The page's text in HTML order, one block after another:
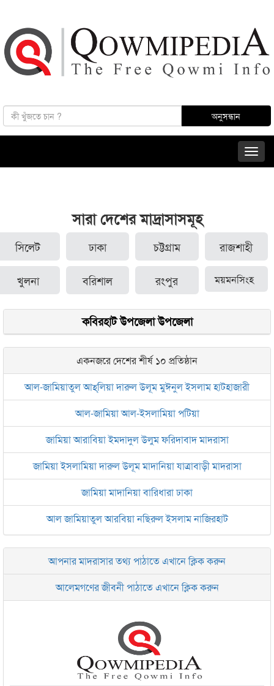
সারা দেশের মাদ্রাসাসমূহ
সিলেট ঢাকা চট্টগ্রাম রাজশাহী
খুলনা বরিশাল রংপুর ময়মনসিংহ
কবিরহাট উপজেলা উপজেলা
একনজরে দেশের শীর্ষ ১০ প্রতিষ্ঠান
আল-জামিয়াতুল আহ্‌লিয়া দারুল উলূম মুঈনুল ইসলাম হাটহাজারী
আল-জামিয়া আল-ইসলামিয়া পটিয়া
জামিয়া আরাবিয়া ইমদাদুল উলুম ফরিদাবাদ মাদরাসা
জামিয়া ইসলামিয়া দারুল উলূম মাদানিয়া যাত্রাবাড়ী মাদরাসা
জামিয়া মাদানিয়া বারিধারা ঢাকা
আল জামিয়াতুল আরবিয়া নছিরুল ইসলাম নাজিরহাট
জামেয়া দারুল মা‘আরিফ আল-ইসলামিয়া চট্টগ্রাম
ইসলামিক রিসার্চ সেন্টার বাংলাদেশ বসুন্ধরা
জামেয়া আরাবিয়া রহমানিয়া, ঢাকা
জামেয়া কুরআনিয়া লালবাগ ঢাকা
আপনার মাদরাসার তথ্য পাঠাতে এখানে ক্লিক করুন
আলেমগণের জীবনী পাঠাতে এখানে ক্লিক করুন